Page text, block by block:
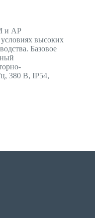
и АР
высоких
Базовое
380 В, IP54,